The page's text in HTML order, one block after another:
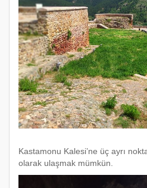
Kastamonu Kalesi’ne üç ayrı
olarak ulaşmak mümkün.